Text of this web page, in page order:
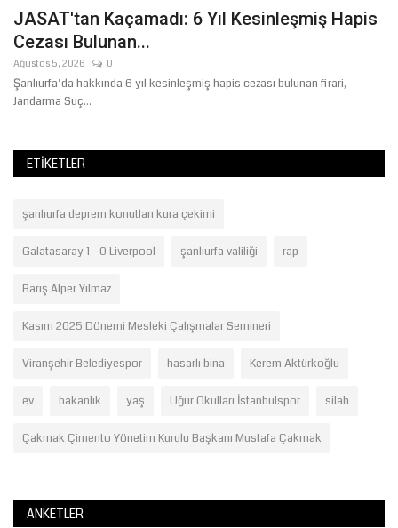
JASAT'tan Kaçamadı: 6 Yıl Kesinleşmiş Hapis
Cezası Bulunan...
Ağustos 5, 2026 0
Şanlıurfa’da hakkında 6 yıl kesinleşmiş hapis cezası bulunan firari,
Jandarma Suç...
ETIKETLER
şanlıurfa deprem konutları kura çekimi
Galatasaray 1 - 0 Liverpool şanlıurfa valiliği rap
Barış Alper Yılmaz
Kasım 2025 Dönemi Mesleki Çalışmalar Semineri
Viranşehir Belediyespor hasarlı bina Kerem Aktürkoğlu
ev bakanlık yaş Uğur Okulları İstanbulspor silah
Çakmak Çimento Yönetim Kurulu Başkanı Mustafa Çakmak
ANKETLER